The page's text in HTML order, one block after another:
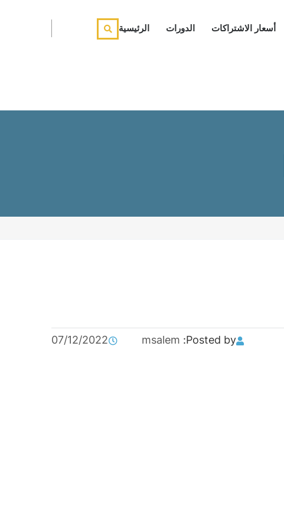
الرئيسية الدورات أسعار الاشتراكات
07/12/2022 Posted by:
msalem